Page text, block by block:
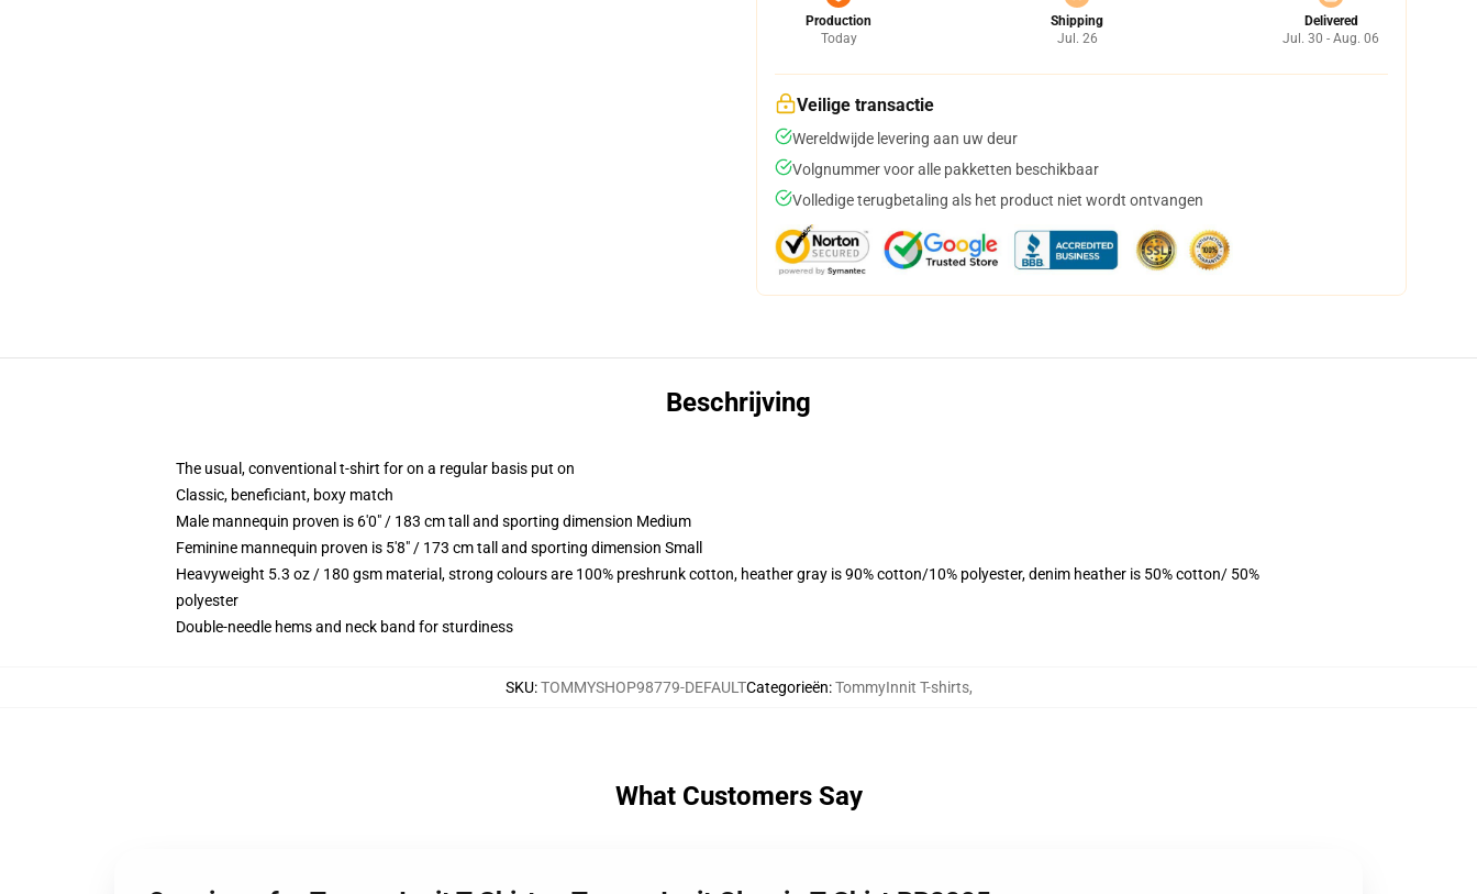
Production
Today
Shipping
Jul. 26
Delivered
Jul. 30 - Aug. 06
Veilige transactie
Wereldwijde levering aan uw deur
Volgnummer voor alle pakketten beschikbaar
Volledige terugbetaling als het product niet wordt ontvangen
Beschrijving
The usual, conventional t-shirt for on a regular basis put on
Classic, beneficiant, boxy match
Male mannequin proven is 6'0" / 183 cm tall and sporting dimension Medium
Feminine mannequin proven is 5'8" / 173 cm tall and sporting dimension Small
Heavyweight 5.3 oz / 180 gsm material, strong colours are 100% preshrunk cotton, heather gray is 90% cotton/10% polyester, denim heather is 50% cotton/ 50%
polyester
Double-needle hems and neck band for sturdiness
SKU:TOMMYSHOP98779-DEFAULTCategorieën:TommyInnit T-shirts,
What Customers Say